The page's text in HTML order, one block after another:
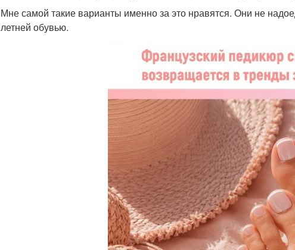
Мне самой такие варианты именно за это нравятся. Они не
летней обувью.